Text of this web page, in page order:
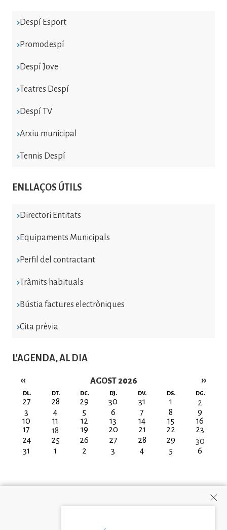
Despí Esport
Promodespí
Despí Jove
Teatres Despí
Despí TV
Arxiu municipal
Tennis Despí
ENLLAÇOS ÚTILS
Directori Entitats
Equipaments Municipals
Perfil del contractant
Tràmits habituals
Bústia factures electròniques
Cita prèvia
L'AGENDA, AL DIA
AGOST 2026
Paginació
‹‹ ››
DL. DT. DC. DJ. DV. DS. DG.
27 28 29 30 31 1
2
3
4 5 6 7 8
9
10
11 12 13 14 15
16
17
18 19 20 21 22
23
24
25 26 27 28 29
30
31
1 2 3 4 5 6